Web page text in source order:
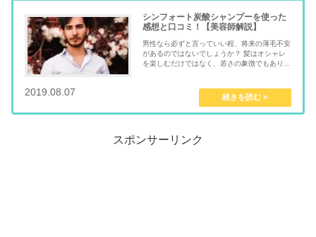
シンフォート炭酸シャンプーを使った
感想と口コミ！【美容師解説】
男性なら必ずと言っていい程、将来の薄毛不安
があるのではないでしょうか？ 髪はオシャレ
を楽しむだけではなく、若さの象徴でもありま
mentalmindful.com
2019.08.07
スポンサーリンク